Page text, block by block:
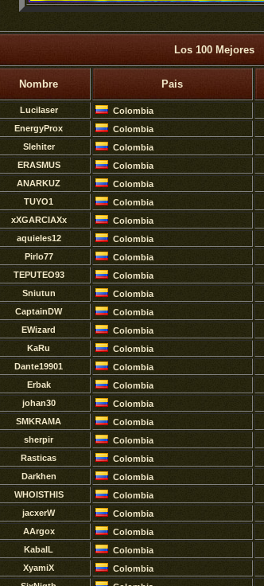
Los 100 Mejores
Nombre Pais
Lucilaser Colombia
EnergyProx Colombia
Slehiter Colombia
ERASMUS Colombia
ANARKUZ Colombia
TUYO1 Colombia
xXGARCIAXx Colombia
aquieles12 Colombia
Pirlo77 Colombia
TEPUTEO93 Colombia
Sniutun Colombia
CaptainDW Colombia
EWizard Colombia
KaRu Colombia
Dante19901 Colombia
Erbak Colombia
johan30 Colombia
SMKRAMA Colombia
sherpir Colombia
Rasticas Colombia
Darkhen Colombia
WHOISTHIS Colombia
jacxerW Colombia
AArgox Colombia
KabalL Colombia
XyamiX Colombia